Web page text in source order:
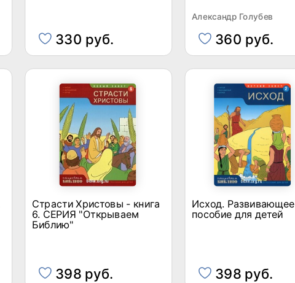
330 руб.
Александр Голубев
360 руб.
Страсти Христовы - книга
6. СЕРИЯ "Открываем
Библию"
398 руб.
Исход. Развивающее
пособие для детей
398 руб.